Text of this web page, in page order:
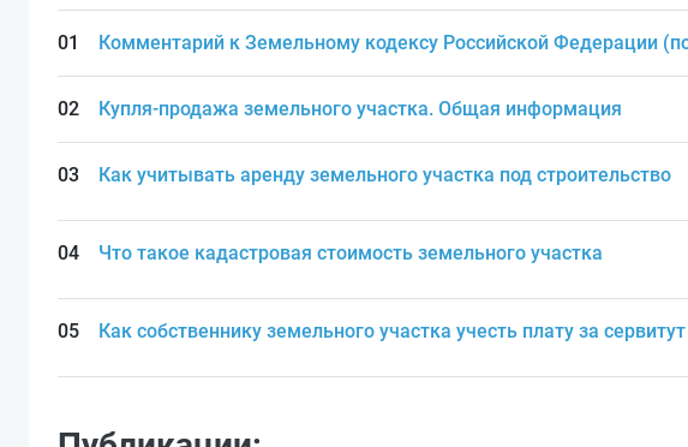
Комментарий к Земельному кодексу Российской Федерации
Купля-продажа земельного участка. Общая информация
Как учитывать аренду земельного участка под строительство
Что такое кадастровая стоимость земельного участка
Как собственнику земельного участка учесть плату за сервитут